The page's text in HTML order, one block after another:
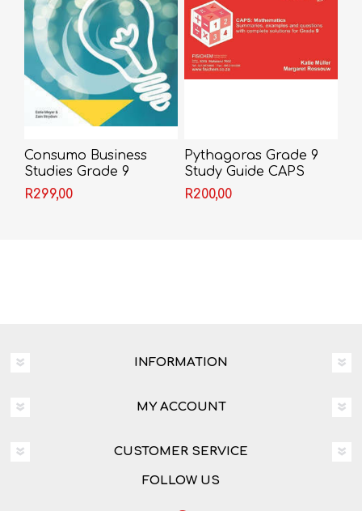
Consumo Business
Studies Grade 9
Learner Book
R299,00
Pythagoras Grade 9
Study Guide CAPS
R200,00
INFORMATION
MY ACCOUNT
CUSTOMER SERVICE
FOLLOW US